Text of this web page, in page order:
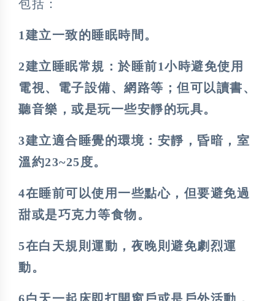
包括：
1建立一致的睡眠時間。
2建立睡眠常規：於睡前1小時避免使用
電視、電子設備、網路等；但可以讀書、
聽音樂，或是玩一些安靜的玩具。
3建立適合睡覺的環境：安靜，昏暗，室
溫約23~25度。
4在睡前可以使用一些點心，但要避免過
甜或是巧克力等食物。
5在白天規則運動，夜晚則避免劇烈運
動。
6白天一起床即打開窗戶或是戶外活動，